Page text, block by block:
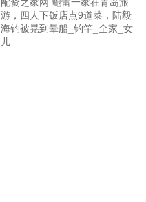
游，四人下饭店点9道菜，陆毅
海钓被晃到晕船_钓竿_全家_女
儿